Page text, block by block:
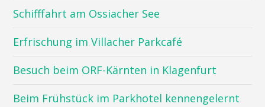
Schifffahrt am Ossiacher See
Erfrischung im Villacher Parkcafé
Besuch beim ORF-Kärnten in Klagenfurt
Beim Frühstück im Parkhotel kennengelernt